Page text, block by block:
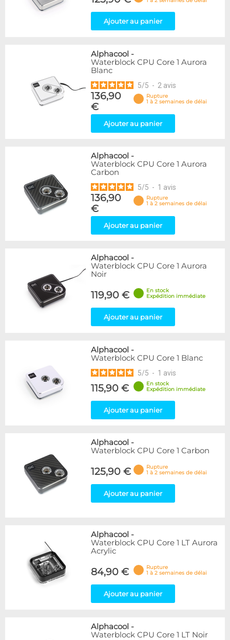
Ajouter au panier
Alphacool -
Waterblock CPU Core 1 Aurora
Blanc
5/5 - 2 avis
136,90
€
Rupture
1 à 2 semaines de délai
Ajouter au panier
Alphacool -
Waterblock CPU Core 1 Aurora
Carbon
5/5 - 1 avis
136,90
€
Rupture
1 à 2 semaines de délai
Ajouter au panier
Alphacool -
Waterblock CPU Core 1 Aurora
Noir
119,90 €
En stock
Expédition immédiate
Ajouter au panier
Alphacool -
Waterblock CPU Core 1 Blanc
5/5 - 1 avis
115,90 €
En stock
Expédition immédiate
Ajouter au panier
Alphacool -
Waterblock CPU Core 1 Carbon
125,90 €
Rupture
1 à 2 semaines de délai
Ajouter au panier
Alphacool -
Waterblock CPU Core 1 LT Aurora
Acrylic
84,90 €
Rupture
1 à 2 semaines de délai
Ajouter au panier
Alphacool -
Waterblock CPU Core 1 LT Noir